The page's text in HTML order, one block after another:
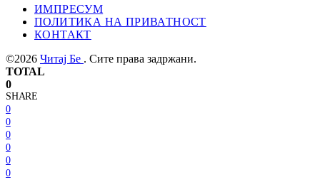
ИМПРЕСУМ
ПОЛИТИКА НА ПРИВАТНОСТ
КОНТАКТ
©2026 Читај Бе . Сите права задржани.
TOTAL
0
SHARE
0
0
0
0
0
0